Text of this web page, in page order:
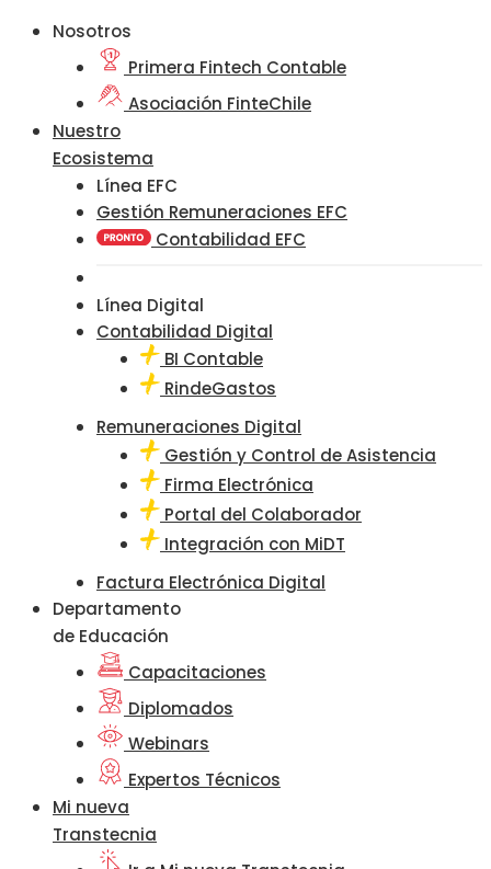
Nosotros
Primera Fintech Contable
Asociación FinteChile
Nuestro
Ecosistema
Línea EFC
Gestión Remuneraciones EFC
Contabilidad EFC
Línea Digital
Contabilidad Digital
BI Contable
RindeGastos
Remuneraciones Digital
Gestión y Control de Asistencia
Firma Electrónica
Portal del Colaborador
Integración con MiDT
Factura Electrónica Digital
Departamento
de Educación
Capacitaciones
Diplomados
Webinars
Expertos Técnicos
Mi nueva
Transtecnia